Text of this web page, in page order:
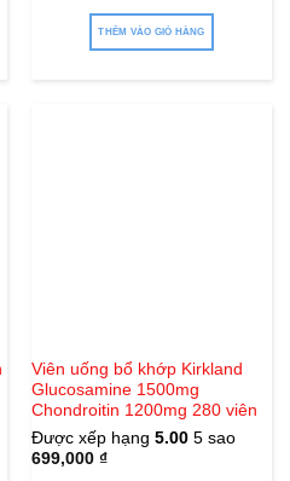
THÊM VÀO GIỎ HÀNG
Viên uống bổ khớp Kirkland
Glucosamine 1500mg
Chondroitin 1200mg 280 viên
Được xếp hạng 5.005 sao
699,000 ₫